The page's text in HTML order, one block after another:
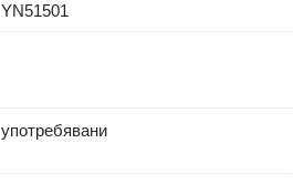
YN51501
употребявани